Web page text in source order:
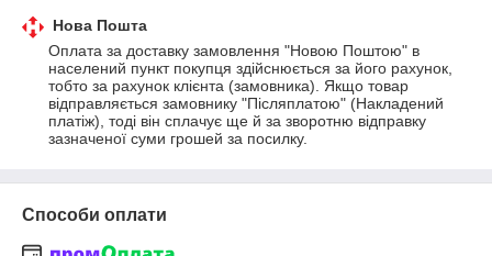
Нова Пошта
Оплата за доставку замовлення "Новою Поштою" в
населений пункт покупця здійснюється за його рахунок,
тобто за рахунок клієнта (замовника). Якщо товар
відправляється замовнику "Післяплатою" (Накладений
платіж), тоді він сплачує ще й за зворотню відправку
зазначеної суми грошей за посилку.
Способи оплати